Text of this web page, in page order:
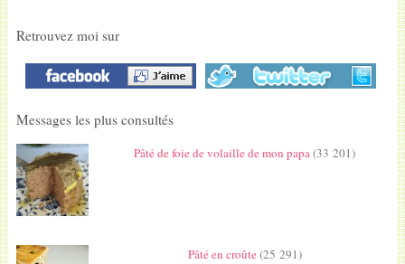
Retrouvez moi sur
Messages les plus consultés
Pâté de foie de volaille de mon papa (33 201)
Pâté en croûte(25 291)